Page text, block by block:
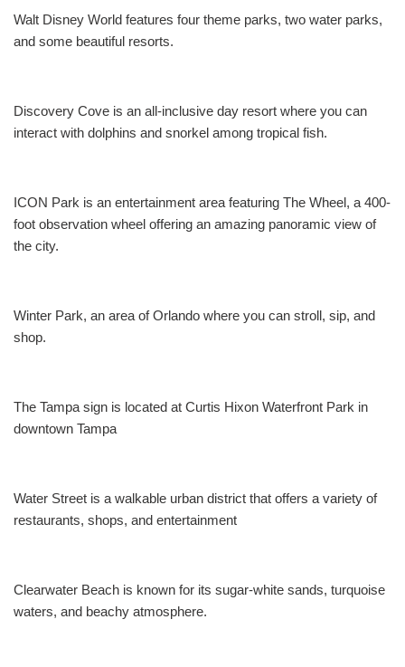
Walt Disney World features four theme parks, two water parks,
and some beautiful resorts.
Discovery Cove is an all-inclusive day resort where you can
interact with dolphins and snorkel among tropical fish.
ICON Park is an entertainment area featuring The Wheel, a 400-
foot observation wheel offering an amazing panoramic view of
the city.
Winter Park, an area of Orlando where you can stroll, sip, and
shop.
The Tampa sign is located at Curtis Hixon Waterfront Park in
downtown Tampa
Water Street is a walkable urban district that offers a variety of
restaurants, shops, and entertainment
Clearwater Beach is known for its sugar-white sands, turquoise
waters, and beachy atmosphere.